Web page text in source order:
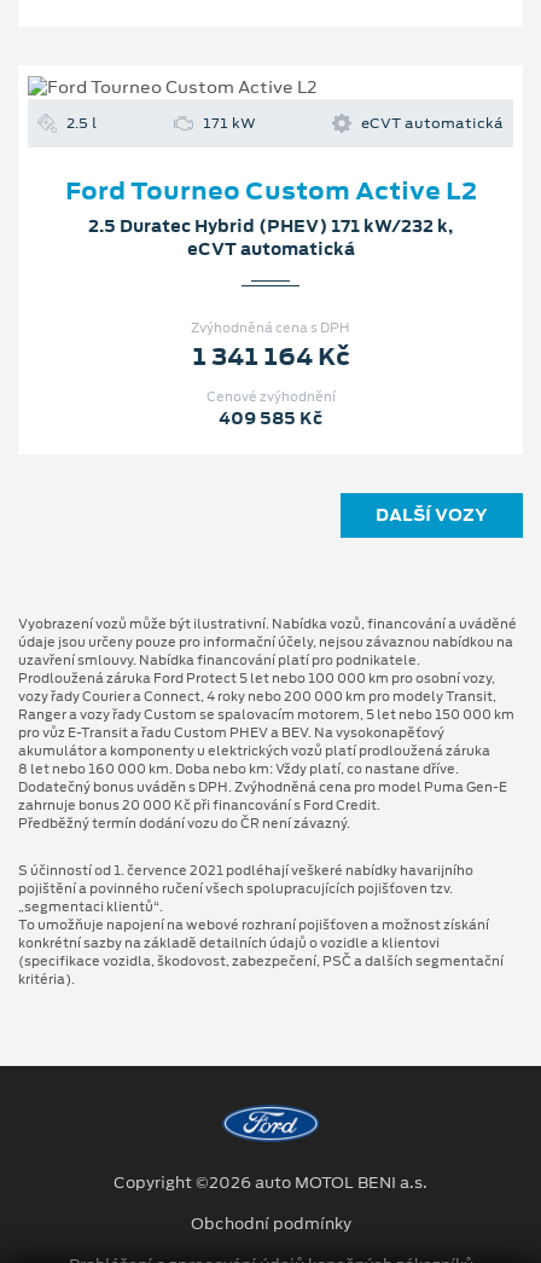
2.5 l 171 kW eCVT automatická
Ford Tourneo Custom Active L2
2.5 Duratec Hybrid (PHEV) 171 kW/232 k,
eCVT automatická
Zvýhodněná cena s DPH
1 341 164 Kč
Cenové zvýhodnění
409 585 Kč
DALŠÍ VOZY
Vyobrazení vozů může být ilustrativní. Nabídka vozů, financování a uváděné
údaje jsou určeny pouze pro informační účely, nejsou závaznou nabídkou na
uzavření smlouvy. Nabídka financování platí pro podnikatele.
Prodloužená záruka Ford Protect 5 let nebo 100 000 km pro osobní vozy,
vozy řady Courier a Connect, 4 roky nebo 200 000 km pro modely Transit,
Ranger a vozy řady Custom se spalovacím motorem, 5 let nebo 150 000 km
pro vůz E-Transit a řadu Custom PHEV a BEV. Na vysokonapěťový
akumulátor a komponenty u elektrických vozů platí prodloužená záruka
8 let nebo 160 000 km. Doba nebo km: Vždy platí, co nastane dříve.
Dodatečný bonus uváděn s DPH. Zvýhodněná cena pro model Puma Gen⁠-⁠E
zahrnuje bonus 20 000 Kč při financování s Ford Credit.
Předběžný termín dodání vozu do ČR není závazný.
S účinností od 1. července 2021 podléhají veškeré nabídky havarijního
pojištění a povinného ručení všech spolupracujících pojišťoven tzv.
„segmentaci klientů“.
To umožňuje napojení na webové rozhraní pojišťoven a možnost získání
konkrétní sazby na základě detailních údajů o vozidle a klientovi
(specifikace vozidla, škodovost, zabezpečení, PSČ a dalších segmentační
kritéria).
Copyright ©2026 auto MOTOL BENI a.s.
Obchodní podmínky